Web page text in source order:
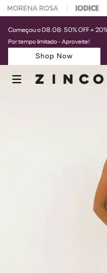
na sua 1° compra usando
Começou o 08.08: 50% OFF +
Por tempo limitado - Aproveite!
Shop Now